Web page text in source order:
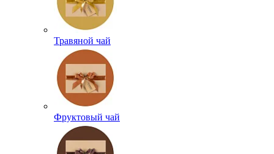
Травяной чай
Фруктовый чай